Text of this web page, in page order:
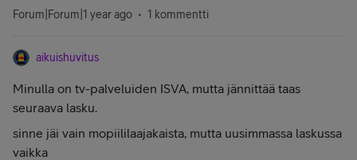
Forum|Forum|1 year ago 1 kommentti
aikuishuvitus
Minulla on tv-palveluiden ISVA, mutta jännittää taas
seuraava lasku.
sinne jäi vain mopiililaajakaista, mutta uusimmassa laskussa
vaikka